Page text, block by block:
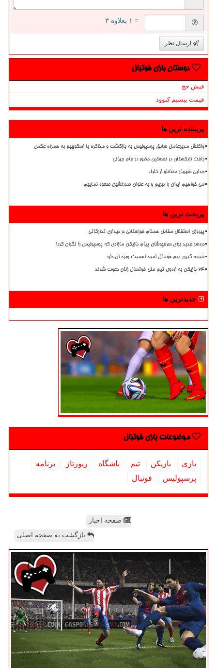
= ۱ بعلاوه ۳
ارسال نظر
دوستان بازی فوتبال
فیش حج
قیمت بیسیم کنوود
پربیننده ترین ها
واکنش مدیرعامل سابق پرسپولیس به بازگشت و مذاکره با اسکوچیچ به همراه عکس
باخت ازبکستان در نخستین حضور در جام جهانی
جدایی شهریار مغانلو از کلباء
می خواهیم ایران را ببریم و به عنوان صدرنشین صعود نماییم
پربحث ترین ها
پیروزی استقلال مقابل همنام خوزستانی در دیداری تدارکاتی
دردسر جدید برای سرخپوشان پیام بازیکن مازادی که پرسپولیس را نگران کرد!
نتیجه گیری تیم فوتبال امید اهمیت ویژه ای دارد
۲۴ بازیکن به اردوی تیم ملی فوتسال زنان دعوت شدند
جدیدترین ها
موضوعات بازی فوتبال
بازی بازیكن تیم باشگاه رپورتاژ
برنامه
پرسپولیس
فوتبال
صفحه اخبار
بازگشت به صفحه اصلی